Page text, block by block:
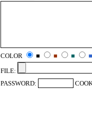
COLOR ■ ■ ■
■
FILE:
PASSWORD: